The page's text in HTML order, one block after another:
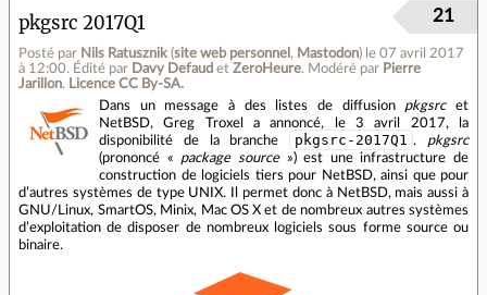
pkgsrc 2017Q1
Posté par Nils Ratusznik (site web personnel , Mastodon) le 07 avril 2017
à 12:00. Édité par Davy Defaud et ZeroHeure. Modéré par Pierre
Jarillon. Licence CC By‑SA.
21
Dans un message à des listes de diffusion pkgsrcet
NetBSD, Greg Troxel a annoncé, le 3 avril 2017, la
disponibilité de la branche
pkgsrc-2017Q1 . pkgsrc
(prononcé « package source») est une infrastructure de
construction de logiciels tiers pour NetBSD, ainsi que pour
d’autres systèmes de type UNIX. Il permet donc à NetBSD, mais aussi à
GNU/Linux, SmartOS, Minix, Mac OS X et de nombreux autres systèmes
d’exploitation de disposer de nombreux logiciels sous forme source ou
binaire.